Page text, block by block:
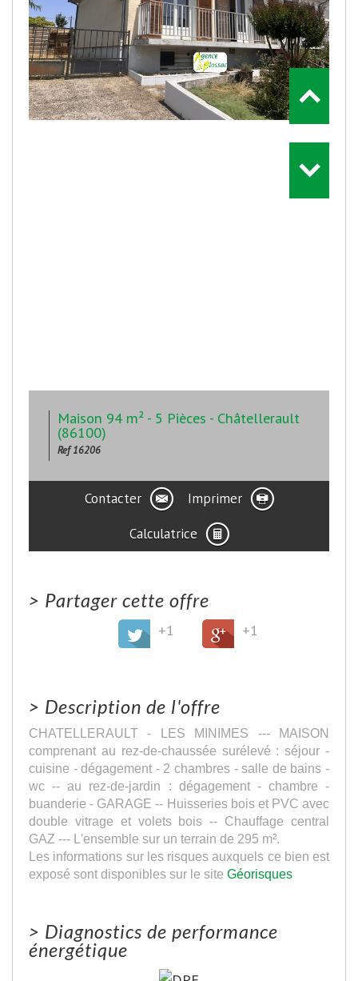
Maison 94 m² - 5 Pièces - Châtellerault
(86100)
Ref 16206
Contacter
Imprimer
Calculatrice
> Partager cette offre
+1 +1
> Description de l'offre
CHATELLERAULT - LES MINIMES --- MAISON
comprenant au rez-de-chaussée surélevé : séjour -
cuisine - dégagement - 2 chambres - salle de bains -
wc -- au rez-de-jardin : dégagement - chambre -
buanderie - GARAGE -- Huisseries bois et PVC avec
double vitrage et volets bois -- Chauffage central
GAZ --- L'ensemble sur un terrain de 295 m².
Les informations sur les risques auxquels ce bien est
exposé sont disponibles sur le site Géorisques
> Diagnostics de performance
énergétique